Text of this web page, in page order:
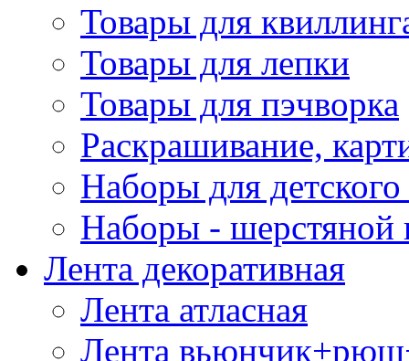
Товары для
Товары для лепки
Товары для пэчворка
Раскрашивание,
Наборы для
Наборы - шерстяной
Лента декоративная
Лента атласная
Лента